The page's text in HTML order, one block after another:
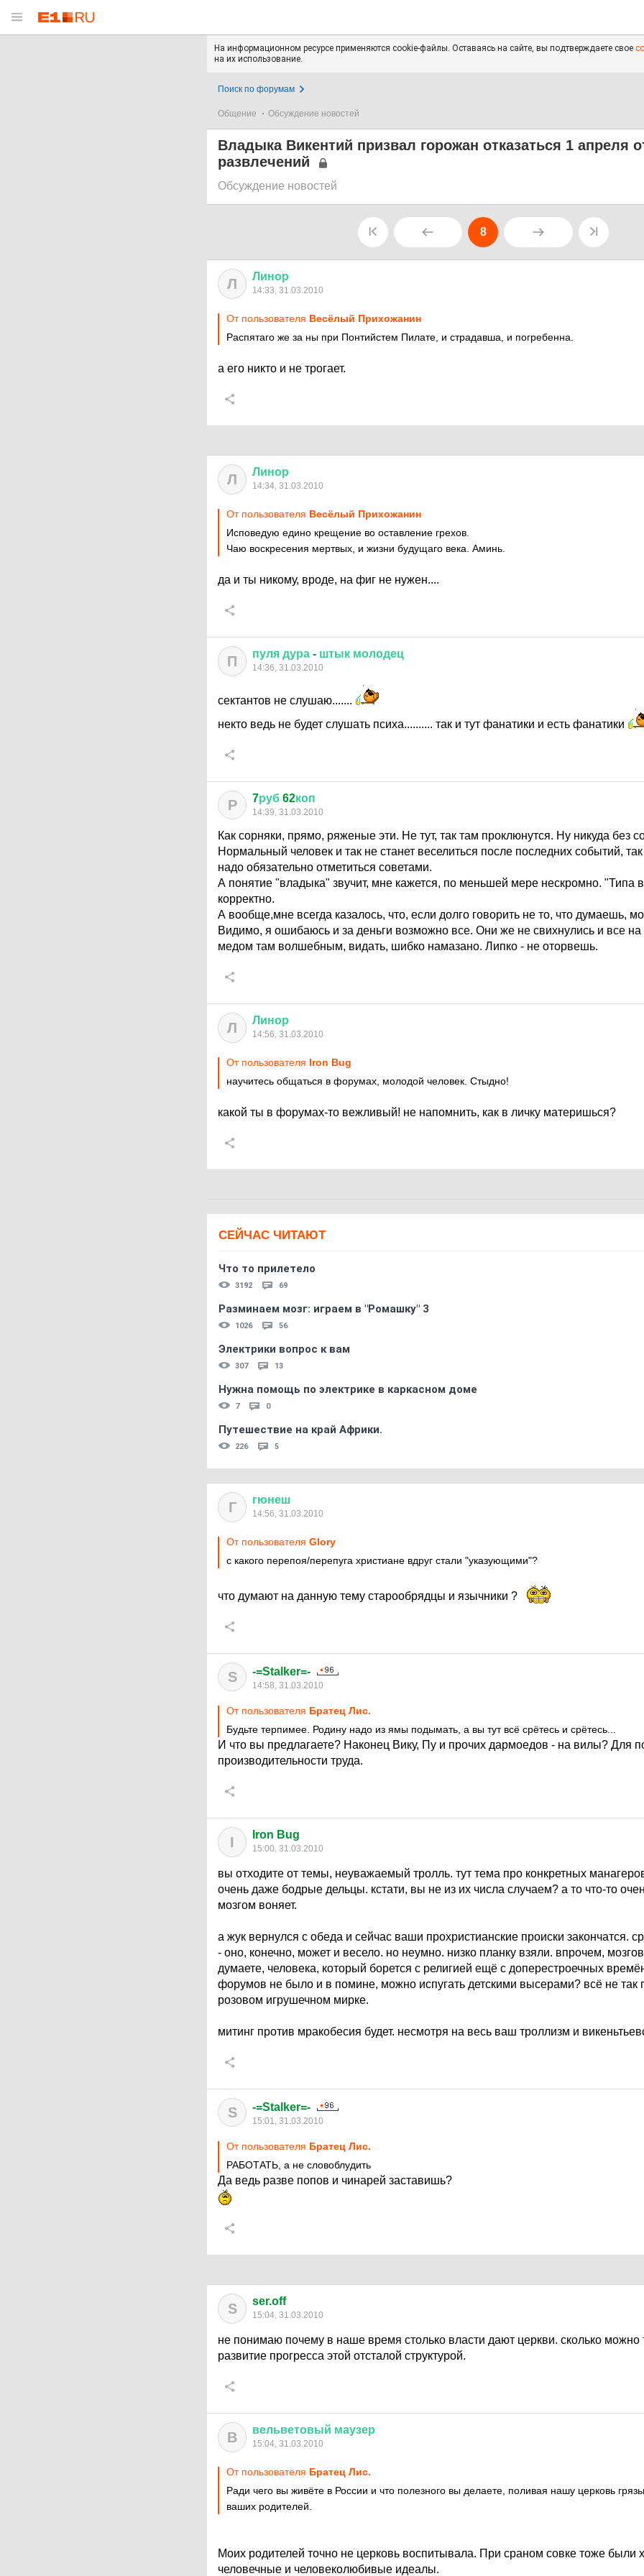
На информационном ресурсе применяются cookie-файлы. Оставаясь на сайте, вы подтверждаете свое
на их использование.
Поиск по форумам
Общение Обсуждение новостей
Владыка Викентий призвал горожан отказаться 1 апреля
развлечений
Обсуждение новостей
8
Л Линор
14:33, 31.03.2010
От пользователя Весёлый Прихожанин
Распятаго же за ны при Понтийстем Пилате, и страдавша, и погребенна.
а его никто и не трогает.
Л Линор
14:34, 31.03.2010
От пользователя Весёлый Прихожанин
Исповедую едино крещение во оставление грехов.
Чаю воскресения мертвых, и жизни будущаго века. Аминь.
да и ты никому, вроде, на фиг не нужен....
П пуля дура - штык молодец
14:36, 31.03.2010
сектантов не слушаю.......
некто ведь не будет слушать психа.......... так и тут фанатики и есть фанатики
Р 7руб 62коп
14:39, 31.03.2010
Как сорняки, прямо, ряженые эти. Не тут, так там проклюнутся. Ну никуда без
Нормальный человек и так не станет веселиться после последних событий,
надо обязательно отметиться советами.
А понятие "владыка" звучит, мне кажется, по меньшей мере нескромно. "Типа
корректно.
А вообще,мне всегда казалось, что, если долго говорить не то, что думаешь,
Видимо, я ошибаюсь и за деньги возможно все. Они же не свихнулись и все на
медом там волшебным, видать, шибко намазано. Липко - не оторвешь.
Л Линор
14:56, 31.03.2010
От пользователя lron Bug
научитесь общаться в форумах, молодой человек. Стыдно!
какой ты в форумах-то вежливый! не напомнить, как в личку материшься?
СЕЙЧАС ЧИТАЮТ
Что то прилетело
3192 69
Разминаем мозг: играем в "Ромашку" 3
1026 56
Электрики вопрос к вам
307 13
Нужна помощь по электрике в каркасном доме
7 0
Путешествие на край Африки.
226 5
Г гюнеш
14:56, 31.03.2010
От пользователя Glory
с какого перепоя/перепуга христиане вдруг стали "указующими"?
что думают на данную тему старообрядцы и язычники ?
S -=Stalker=-
14:58, 31.03.2010
От пользователя Братец Лис.
Будьте терпимее. Родину надо из ямы подымать, а вы тут всё срётесь и срётесь...
И что вы предлагаете? Наконец Вику, Пу и прочих дармоедов - на вилы? Для
производительности труда.
I Iron Bug
15:00, 31.03.2010
вы отходите от темы, неуважаемый тролль. тут тема про конкретных
очень даже бодрые дельцы. кстати, вы не из их числа случаем? а то что-то
мозгом воняет.
а жук вернулся с обеда и сейчас ваши прохристианские происки закончатся.
- оно, конечно, может и весело. но неумно. низко планку взяли. впрочем, мозгов
думаете, человека, который борется с религией ещё с доперестроечных
форумов не было и в помине, можно испугать детскими высерами? всё не так
розовом игрушечном мирке.
митинг против мракобесия будет. несмотря на весь ваш троллизм и
S -=Stalker=-
15:01, 31.03.2010
От пользователя Братец Лис.
РАБОТАТЬ, а не словоблудить
Да ведь разве попов и чинарей заставишь?
S ser.off
15:04, 31.03.2010
не понимаю почему в наше время столько власти дают церкви. сколько можно
развитие прогресса этой отсталой структурой.
В вельветовый маузер
15:04, 31.03.2010
От пользователя Братец Лис.
Ради чего вы живёте в России и что полезного вы делаете, поливая нашу церковь
ваших родителей.
Моих родителей точно не церковь воспитывала. При сраном совке тоже были
человечные и человеколюбивые идеалы.